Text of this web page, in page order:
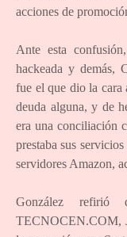
acciones de
Ante esta
hackeada y demás,
fue el que dio la cara
deuda alguna, y de
era una conciliación
prestaba sus
servidores Amazon,
González
TECNOCEN.COM,